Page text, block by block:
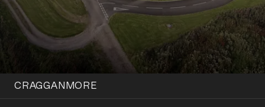
CRAGGANMORE